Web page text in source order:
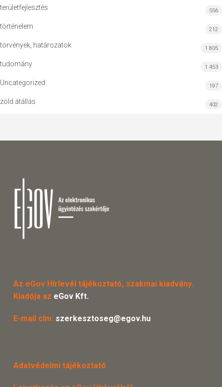
területfejlesztés 556
történelem 212
törvények, határozatok 1 805
tudomány 1 453
Uncategorized 197
zöld átállás 402
Az eGov Hírlevél tájékoztató, szakmai kiadvány.
Kiadója az eGov Kft.
E-mail cím: szerkesztoseg@egov.hu
Adatvédelmi tájékoztató